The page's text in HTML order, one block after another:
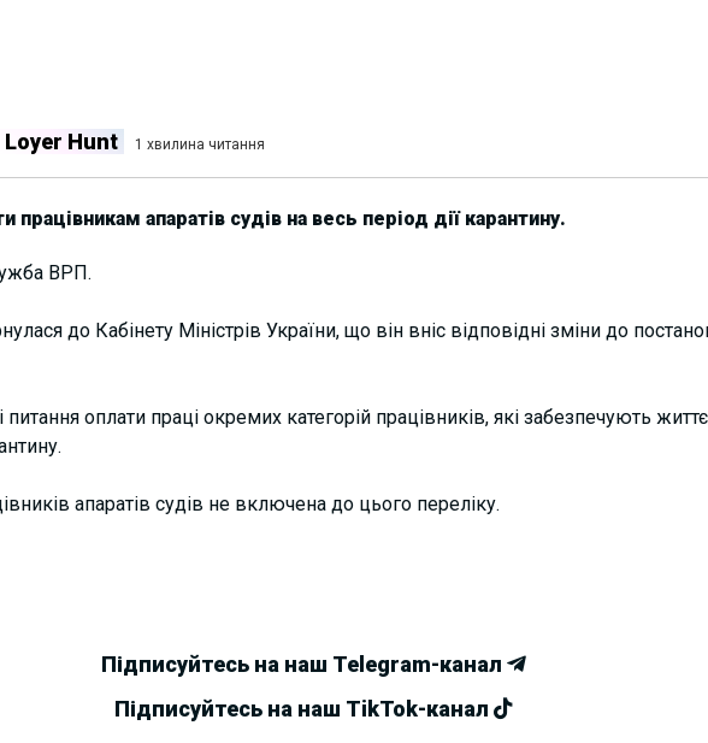
Loyer Hunt 1 хвилина читання
працівникам апаратів судів на весь період дії карантину.
ВРП.
до Кабінету Міністрів України, що він вніс відповідні зміни до
оплати праці окремих категорій працівників, які забезпечують
апаратів судів не включена до цього переліку.
Підписуйтесь на наш Telegram-канал
Підписуйтесь на наш TikTok-канал